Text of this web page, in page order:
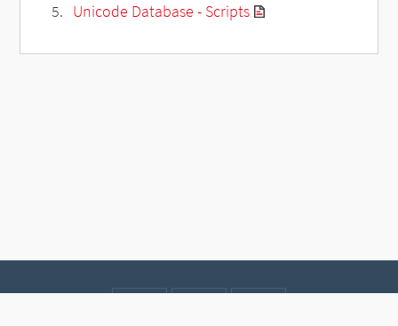
Unicode Database - Scripts